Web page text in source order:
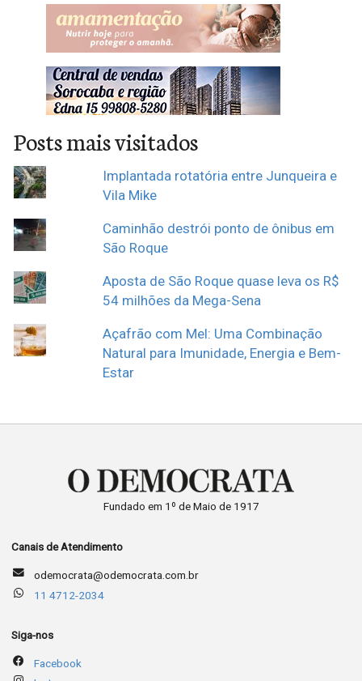
Posts mais visitados
Implantada rotatória entre Junqueira e
Vila Mike
Caminhão destrói ponto de ônibus em
São Roque
Aposta de São Roque quase leva os R$
54 milhões da Mega-Sena
Açafrão com Mel: Uma Combinação
Natural para Imunidade, Energia e Bem-
Estar
Fundado em 1º de Maio de 1917
Canais de Atendimento
odemocrata@odemocrata.com.br
11 4712-2034
Siga-nos
Facebook